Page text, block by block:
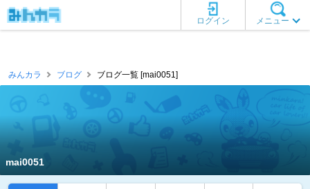
メニュー
ログイン
みんカラ ブログ ブログ一覧 [mai0051]
mai0051